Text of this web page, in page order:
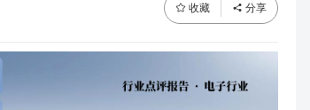
收藏 分享